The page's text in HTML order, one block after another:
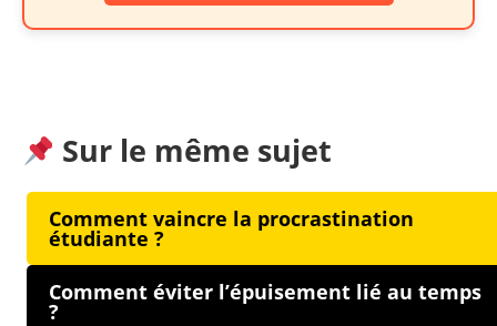
Sur le même sujet
Comment vaincre la procrastination
étudiante ?
Comment éviter l’épuisement lié au temps
?